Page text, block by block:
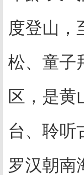
度登山，
松、童子
区，是黄
台、聆听
罗汉朝南